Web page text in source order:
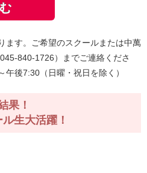
ます。ご希望のスクールまたは中萬
840-1726）までご連絡くださ
後7:30（日曜・祝日を除く）
果！
生大活躍！